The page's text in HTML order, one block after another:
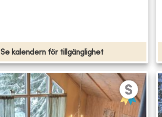
Se kalendern för tillgänglighet